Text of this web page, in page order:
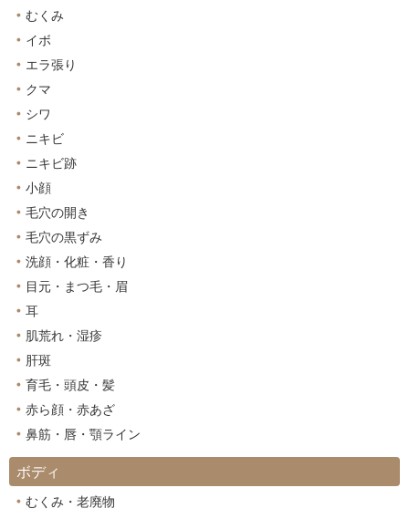
むくみ
イボ
エラ張り
クマ
シワ
ニキビ
ニキビ跡
小顔
毛穴の開き
毛穴の黒ずみ
洗顔・化粧・香り
目元・まつ毛・眉
耳
肌荒れ・湿疹
肝斑
育毛・頭皮・髪
赤ら顔・赤あざ
鼻筋・唇・顎ライン
ボディ
むくみ・老廃物